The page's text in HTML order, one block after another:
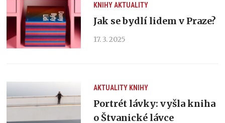
KNIHYAKTUALITY
Jak se bydlí lidem v Praze?
17. 3. 2025
AKTUALITY KNIHY
Portrét lávky: vyšla kniha
o Štvanické lávce